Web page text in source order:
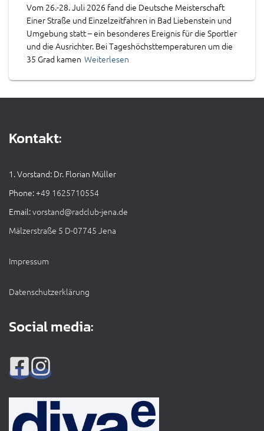
Vom 26.-28. Juli 2026 fand die Deutsche Meisterschaft
Einer Straße und Einzelzeitfahren in Bad Liebenstein und
Umgebung statt – ein besonderes Ereignis für die Sportler
und die Ausrichter. Bei Tageshöchsttemperaturen um die
35 Grad kamen Weiterlesen
Kontakt:
1. Vorstand: Dr. Florian Müller
Phone: +49 1625710554
Email:vorstand@radclub-jena.de
Mälzerstraße 5 D-07745 Jena
Impressum
Datenschutzerklärung
Social media: